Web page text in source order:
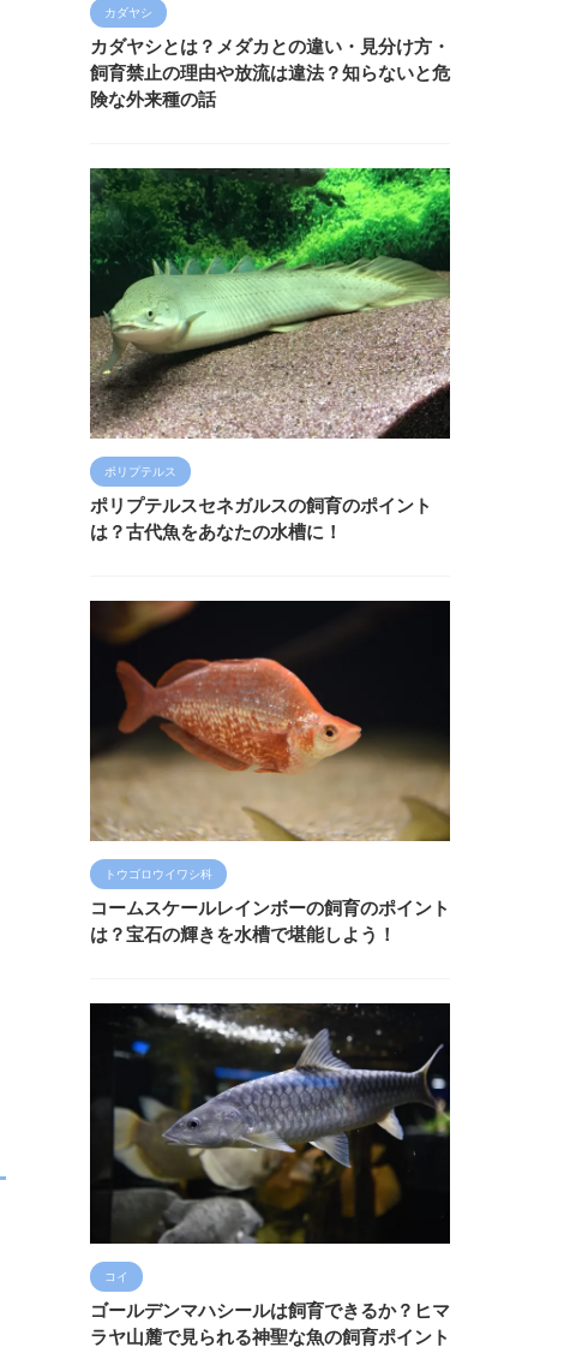
カダヤシ
カダヤシとは？メダカとの違い・見分け方・
飼育禁止の理由や放流は違法？知らないと危
険な外来種の話
ポリプテルス
ポリプテルスセネガルスの飼育のポイント
は？古代魚をあなたの水槽に！
トウゴロウイワシ科
コームスケールレインボーの飼育のポイント
は？宝石の輝きを水槽で堪能しよう！
コイ
ゴールデンマハシールは飼育できるか？ヒマ
ラヤ山麓で見られる神聖な魚の飼育ポイント